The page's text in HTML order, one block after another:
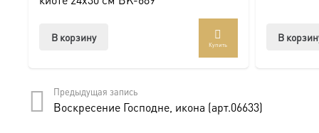
Доступна в стандартных размерах или может быть
Подписывайтесь на нашу группу ВКонтакте:
В корзину
Купить
В
Предыдущая запись
Воскресение Господне, икона (арт.06633)